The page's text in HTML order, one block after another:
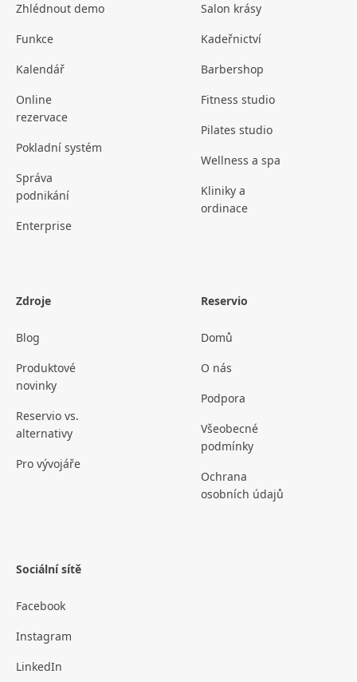
Zhlédnout demo
Funkce
Kalendář
Online
rezervace
Pokladní systém
Správa
podnikání
Enterprise
Salon krásy
Kadeřnictví
Barbershop
Fitness studio
Pilates studio
Wellness a spa
Kliniky a
ordinace
Zdroje
Blog
Produktové
novinky
Reservio vs.
alternativy
Pro vývojáře
Reservio
Domů
O nás
Podpora
Všeobecné
podmínky
Ochrana
osobních údajů
Sociální sítě
Facebook
Instagram
LinkedIn